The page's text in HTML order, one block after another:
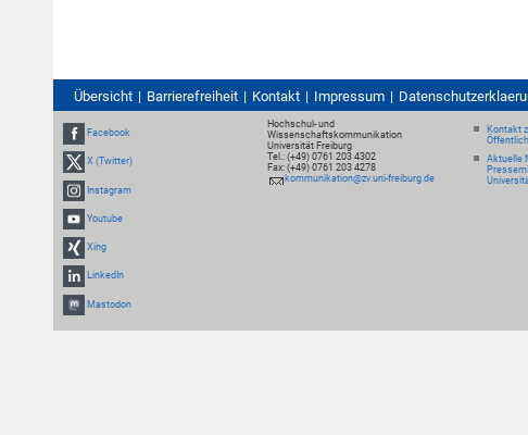
Übersicht Barrierefreiheit Kontakt Impressum
Facebook
X (Twitter)
Instagram
Youtube
Xing
LinkedIn
Mastodon
Hochschul- und
Wissenschaftskommunikation
Universität Freiburg
Tel.: (+49) 0761 203 4302
Fax: (+49) 0761 203 4278
kommunikation@zv.uni-freiburg.de
Kontakt
Aktuelle